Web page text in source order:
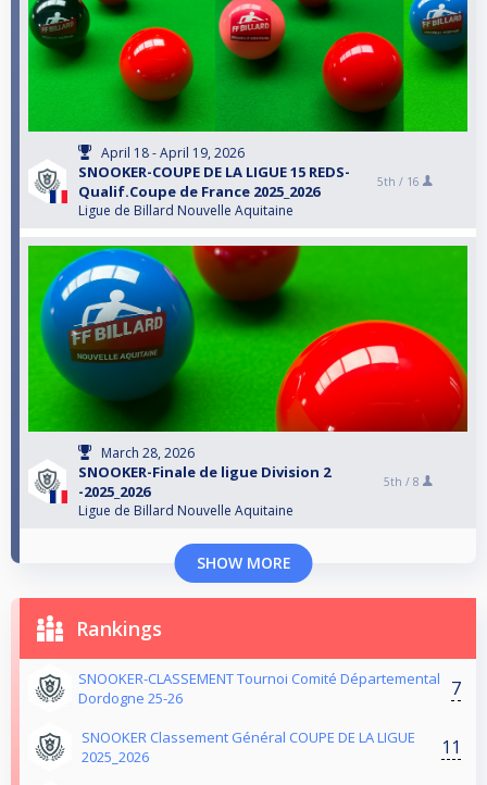
April 18 - April 19, 2026
SNOOKER-COUPE DE LA LIGUE 15 REDS-
Qualif.Coupe de France 2025_2026
Ligue de Billard Nouvelle Aquitaine
5th / 16
March 28, 2026
SNOOKER-Finale de ligue Division 2
-2025_2026
Ligue de Billard Nouvelle Aquitaine
5th / 8
SHOW MORE
Rankings
SNOOKER-CLASSEMENT Tournoi Comité Départemental
Dordogne 25-26
7
SNOOKER Classement Général COUPE DE LA LIGUE
2025_2026
11